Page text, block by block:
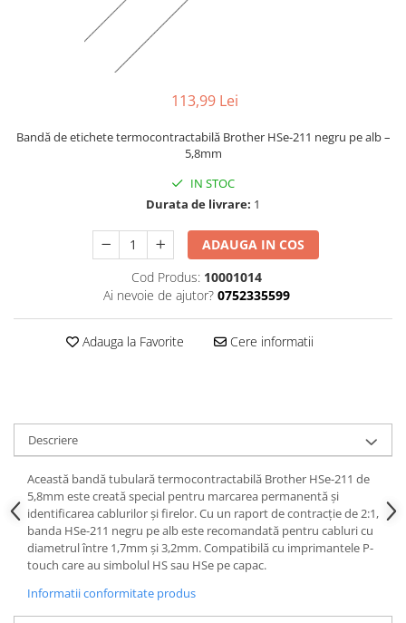
113,99 Lei
Bandă de etichete termocontractabilă Brother HSe-211 negru pe alb –
5,8mm
IN STOC
Durata de livrare: 1
ADAUGA IN COS
Cod Produs: 10001014
Ai nevoie de ajutor? 0752335599
Adauga la Favorite Cere informatii
Descriere
Această bandă tubulară termocontractabilă Brother HSe-211 de
5,8mm este creată special pentru marcarea permanentă și
identificarea cablurilor și firelor. Cu un raport de contracție de 2:1,
banda HSe-211 negru pe alb este recomandată pentru cabluri cu
diametrul între 1,7mm și 3,2mm. Compatibilă cu imprimantele P-
touch care au simbolul HS sau HSe pe capac.
Informatii conformitate produs